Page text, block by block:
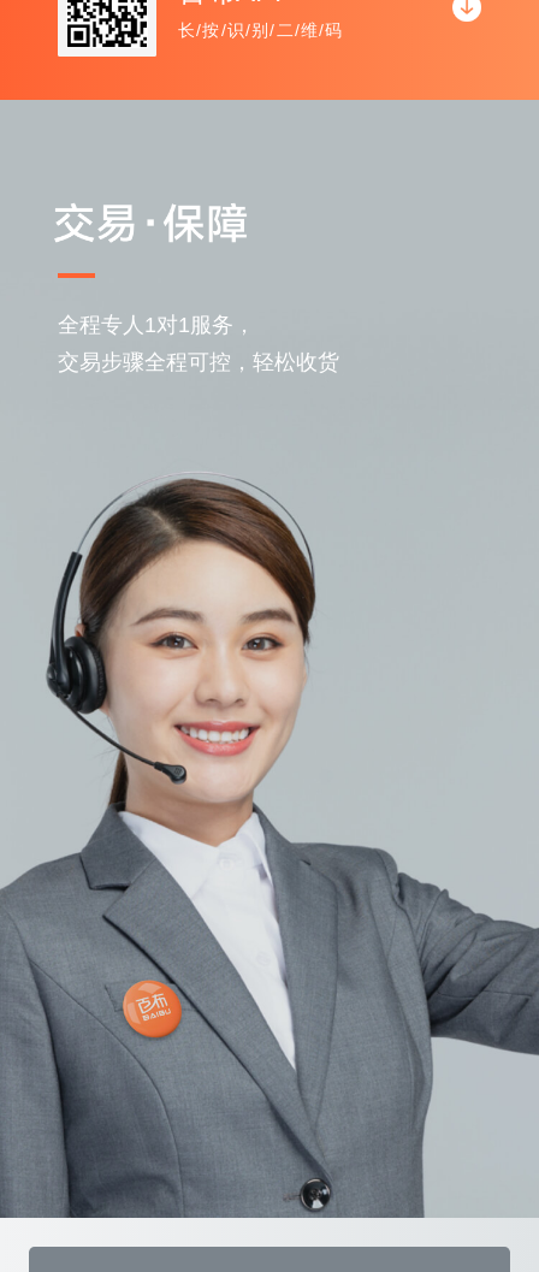
长/按/识/别/二/维/码
全程专人1对1服务，
交易步骤全程可控，轻松收货